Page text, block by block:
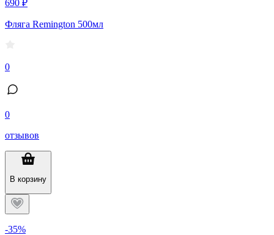
690 ₽
Фляга Remington 500мл
0
0
отзывов
В корзину
-35%